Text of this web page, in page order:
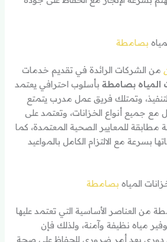
بصامطة
من الشركات الرائدة في تقديم خدمات
المياه بصامطة بأسلوب احترافي يعتمد
وتمتلك فريق عمل مدرب يتمتع
مع جميع أنواع الخزانات، وتعتمد على
مطابقة للمعايير الصحية المعتمدة، كما
مع الالتزام الكامل بالمواعيد
المياه بصامطة
من العناصر الأساسية التي تعتمد عليها
مياه نظيفة وآمنة، ولذلك فإن
دوري يعد أمر ضروري للحفاظ على صحة